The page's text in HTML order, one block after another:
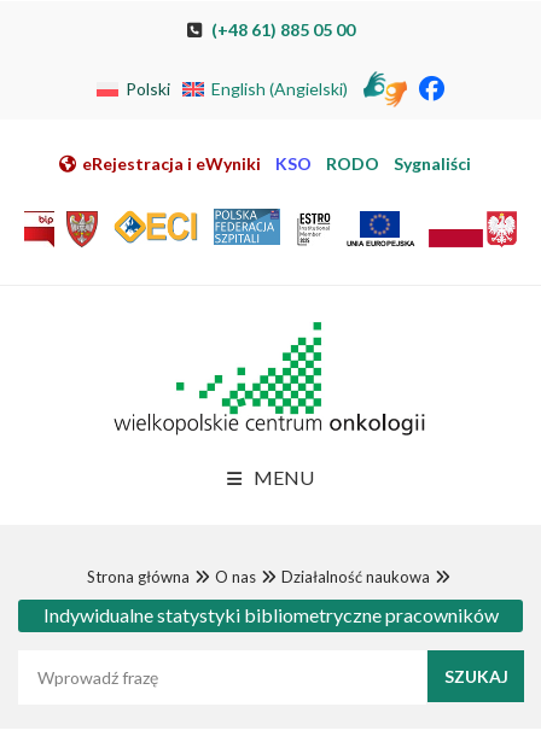
Przeskocz do nawigacji
Przejdź do mapy strony
Przejdź do elektronicznej rejestracji pacjenta
(+48 61) 885 05 00
Polski English (Angielski)
eRejestracja i eWyniki KSO RODO Sygnaliści
MENU
Strona główna O nas Działalność naukowa
Indywidualne statystyki bibliometryczne pracowników